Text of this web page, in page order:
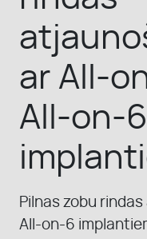
ĪPAŠIE
MŪSU
KONTAKTI
PAR MUMS
ar All-
All-on-6
Pilnas zobu
All-on-6